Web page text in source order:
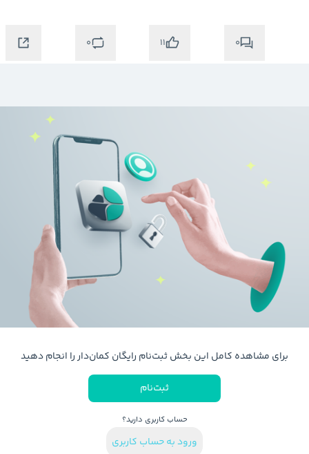
0
11
0
برای مشاهده کامل این بخش ثبت‌نام رایگان کمان‌دار را انجام دهید
ثبت‌نام
حساب کاربری دارید؟
ورود به حساب کاربری